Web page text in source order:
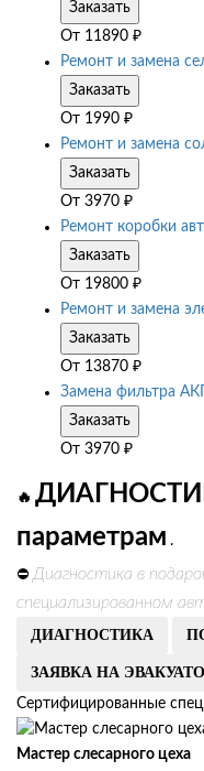
Заказать
От 11890 ₽
Ремонт и замена
Заказать
От 1990 ₽
Ремонт и замена
Заказать
От 3970 ₽
Ремонт коробки
Заказать
От 19800 ₽
Ремонт и замена
Заказать
От 13870 ₽
Замена фильтра
Заказать
От 3970 ₽
🔥
параметрам .
⛔ Диагностика в
специализированном
ДИАГНОСТИКА
ЗАЯВКА НА
Сертифицированные
Мастер слесарного цеха